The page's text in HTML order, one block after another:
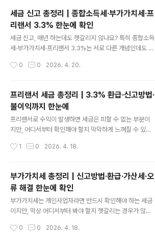
만, 예상 수령액을 미리 확인하면 노후 자금 계획을 세우는
데 큰 도움이 됩니다. 실제로 조회 결과를 보고 추가 저축이
나 투자 계획을 조정하는 경우도 적지 않습니다. 오늘은 국
민연금 예상수령액 조회 방법부터 수령 나이, 수령액을 늘
리는 방법까지 한 번에 정리해 보겠습니다. 👉 내 예상금
야 할 일은 현재 기준으로 예상 연금액을 확인하는 것입니
세금 신고 총정리 | 종합소득세·부가가치세·프
리랜서 3.3% 한눈에 확인
세금 신고, 매년 하는데도 헷갈리지 않나요? 특히 종합소득
세·부가가치세·프리랜서 3.3%는 서로 다른 개념인데도 한
가 많습니다. 지금 이 글에서 내가 어떤 세금을 신고해야 하
모르고 넘기면 가산세로 손해 볼 수 있습니다. 핵심 요약-
종합소득세: 개인 수익 종합 신고 (5월 필수)- 부가가치세:
사업자 매출·매입 신고 (1월/7월)- 프리랜서 3.3%: 원천징
수 세금, 환급 가능👉 신고 안 하면 환급도 못 받고 오히려
더 낼 수 있음 세금 신고 종류 한눈에 정리 세금은 종류만
터 빠르게 잡아보세요. 본인이 어디에 해당하는지만 알아..
0 0 2026. 4. 20.
프리랜서 세금 총정리 | 3.3% 환급·신고방법·
불이익까지 한눈에
프리랜서로 수익이 발생하면 세금은 피할 수 없는 부분이
지만, 어디서부터 확인해야 할지 막막하게 느껴질 수 있습
로 알아보다 보면 전체 흐름을 이해하기 어려워집니다. 그
리겠습니다. 아래 순서대로 확인하시면 환급부터 신고, 문
제 해결까지 한 번에 이해하실 수 있습니다. 👉 지금 세금
신고 바로가기 • • • ✓ 프리랜서 세금 핵심 요약3.3% 세
금은 미리 낸 세금입니다.신고를 해야 환급 여부가 결정됩
니다.신고 안 하면 환급도 못 받고 가산세가 생길 수 있습니
• 3.3% 세금 환급 방법 먼저 확인 프리랜서라면 가..
1 0 2026. 4. 18.
부가가치세 총정리 | 신고방법·환급·가산세·오
류 해결 한눈에 확인
부가가치세는 개인사업자라면 반드시 확인해야 하는 세금
이지만, 막상 어디서부터 봐야 할지 헷갈리는 경우가 많습
로 확인하다 보면 전체 흐름을 이해하기 어려워집니다. 그
0 0 2026. 4. 18.